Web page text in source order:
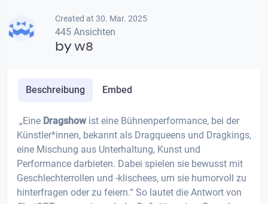
Created at 30. Mar. 2025
445 Ansichten
byw8
Beschreibung Embed
„Eine Dragshowist eine Bühnenperformance, bei der
Künstler*innen, bekannt als Dragqueens und Dragkings,
eine Mischung aus Unterhaltung, Kunst und
Performance darbieten. Dabei spielen sie bewusst mit
Geschlechterrollen und -klischees, um sie humorvoll zu
hinterfragen oder zu feiern.“ So lautet die Antwort von